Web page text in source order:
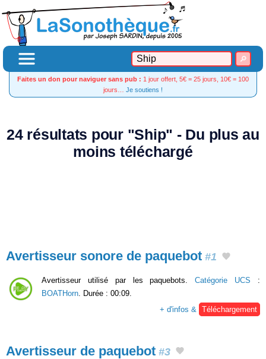
Faites un don pour naviguer sans pub : 1 jour offert, 5€ = 25 jours, 10€ = 100
jours… Je soutiens !
24 résultats pour "Ship" - Du plus au
moins téléchargé
Avertisseur sonore de paquebot #1
Avertisseur utilisé par les paquebots.Catégorie UCS :
BOATHorn . Durée : 00:09.
+ d'infos &
Téléchargement
Avertisseur de paquebot #3